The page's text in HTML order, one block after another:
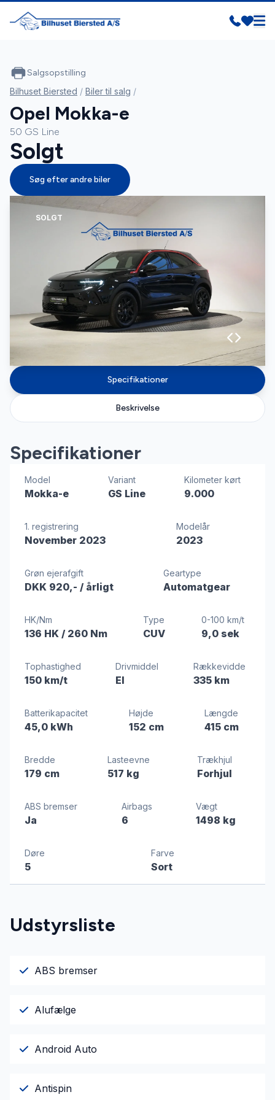
SOLGT
Specifikationer
Beskrivelse
Specifikationer
Model
Mokka-e
Variant
GS Line
Kilometer kørt
9.000
1. registrering
November 2023
Modelår
2023
Grøn ejerafgift
DKK 920,- / årligt
Geartype
Automatgear
HK/Nm
136 HK / 260 Nm
Type
CUV
0-100 km/t
9,0 sek
Tophastighed
150 km/t
Drivmiddel
El
Rækkevidde
335 km
Batterikapacitet
45,0 kWh
Højde
152 cm
Længde
415 cm
Bredde
179 cm
Lasteevne
517 kg
Trækhjul
Forhjul
ABS bremser
Ja
Airbags
6
Vægt
1498 kg
Døre
5
Farve
Sort
Udstyrsliste
ABS bremser
Alufælge
Android Auto
Antispin
Salgsopstilling
Bilhuset Biersted / Biler til salg /
Opel Mokka-e
50 GS Line
Solgt
Søg efter andre biler